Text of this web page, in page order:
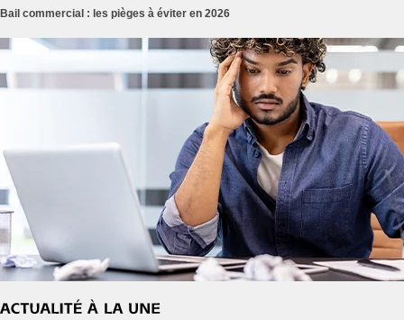
Bail commercial : les pièges à éviter en 2026